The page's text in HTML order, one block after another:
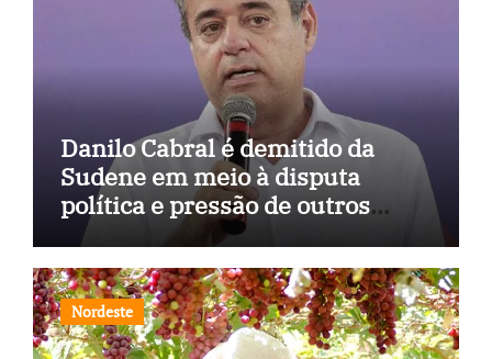
Danilo Cabral é demitido da
Sudene em meio à disputa
política e pressão de outros
estados
Nordeste